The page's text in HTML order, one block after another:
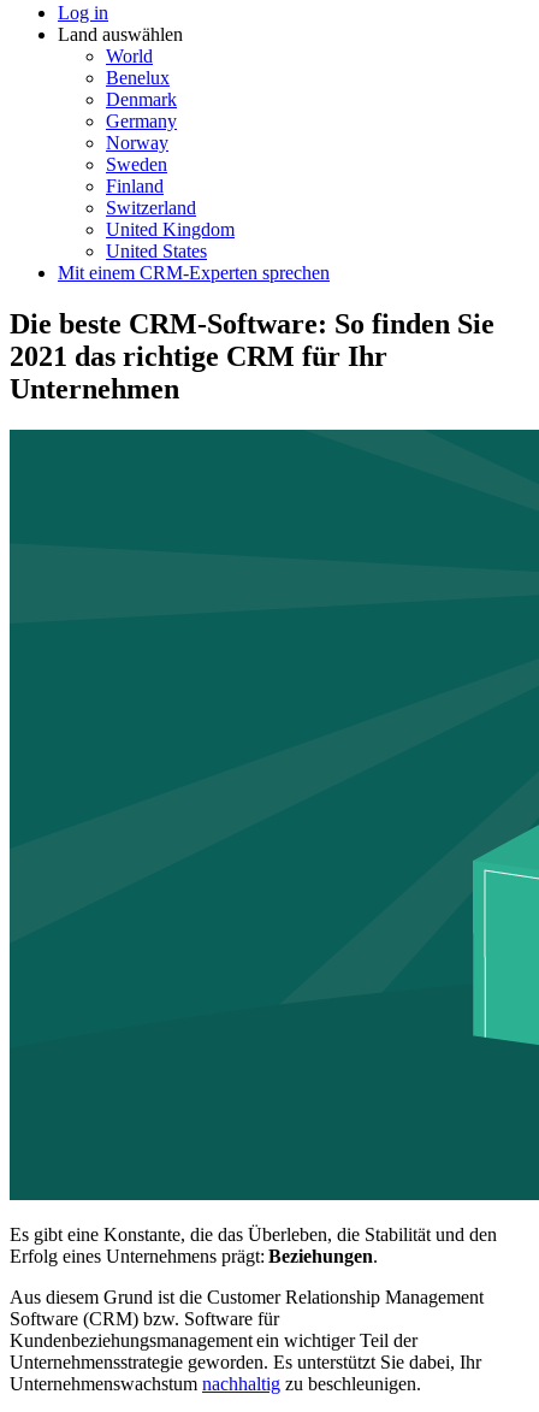
Log in
Land auswählen
World
Benelux
Denmark
Germany
Norway
Sweden
Finland
Switzerland
United Kingdom
United States
Mit einem CRM-Experten sprechen
Die beste CRM-Software: So finden Sie
2021 das richtige CRM für Ihr
Unternehmen
Es gibt eine Konstante, die das Überleben, die Stabilität und den
Erfolg eines Unternehmens prägt: Beziehungen.
Aus diesem Grund ist die Customer Relationship Management
Software (CRM) bzw. Software für
Kundenbeziehungsmanagement ein wichtiger Teil der
Unternehmensstrategie geworden. Es unterstützt Sie dabei, Ihr
Unternehmenswachstum nachhaltig zu beschleunigen.